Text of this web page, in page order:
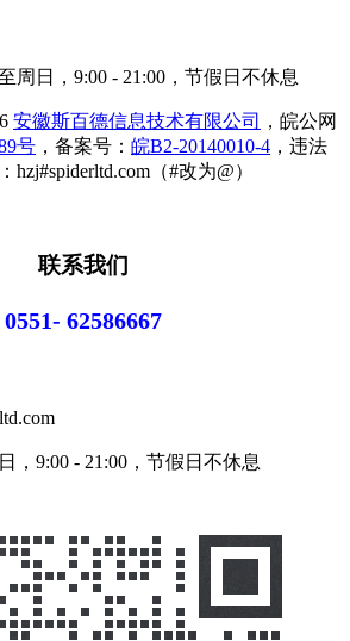
周日，9:00 - 21:00，节假日不休息
安徽斯百德信息技术有限公司
，皖公网
号 ，备案号： 皖B2-20140010-4 ，违法
（#改为@）
联系我们
0551- 62586667
，9:00 - 21:00，节假日不休息